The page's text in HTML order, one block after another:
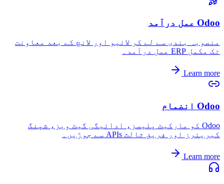
Odoo عمل درآمد
منصوبہ بندی سے لے کر لائیو اور لانچ کے بعد معاونت
تک مکمل ERP عمل درآمد۔
Learn more
Odoo انضمام
Odoo کو مارکیٹ پلیسز، ادائیگی گیٹ ویز، شپنگ
کیریئرز اور فریق ثالث APIs سے جوڑیں۔
Learn more